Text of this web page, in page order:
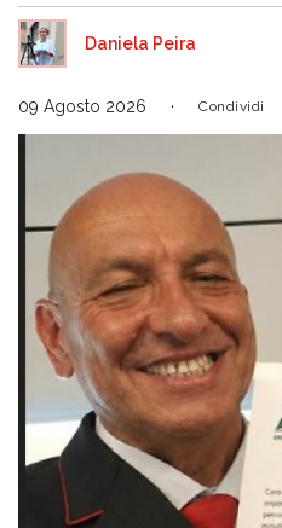
Daniela Peira
09 Agosto 2026 Condividi